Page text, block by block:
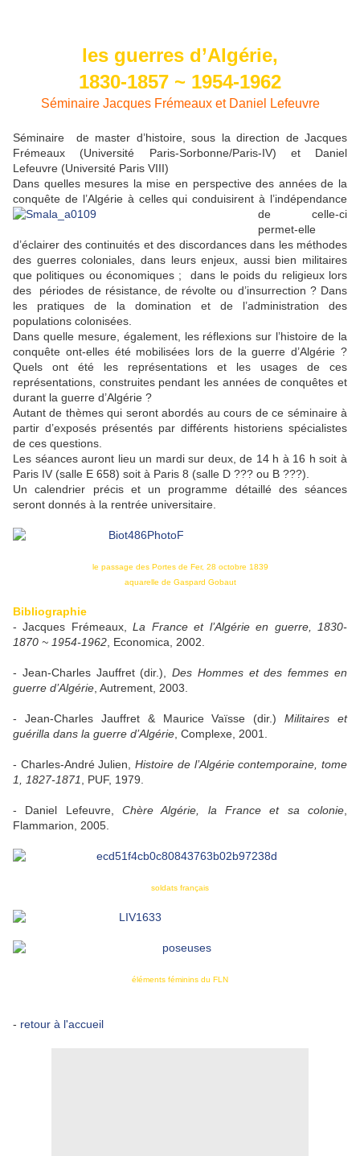
les guerres d’Algérie,
1830-1857 ~ 1954-1962
Séminaire Jacques Frémeaux et Daniel Lefeuvre
Séminaire de master d’histoire, sous la direction de Jacques
Frémeaux (Université Paris-Sorbonne/Paris-IV) et Daniel
Lefeuvre (Université Paris VIII)
Dans quelles mesures la mise en perspective des années de la
conquête de l’Algérie à celles qui conduisirent à l’indépendance
de celle-ci
permet-elle
d’éclairer des continuités et des discordances dans les méthodes
des guerres coloniales, dans leurs enjeux, aussi bien militaires
que politiques ou économiques ; dans le poids du religieux lors
des périodes de résistance, de révolte ou d’insurrection ? Dans
les pratiques de la domination et de l’administration des
populations colonisées.
Dans quelle mesure, également, les réflexions sur l’histoire de la
conquête ont-elles été mobilisées lors de la guerre d’Algérie ?
Quels ont été les représentations et les usages de ces
représentations, construites pendant les années de conquêtes et
durant la guerre d’Algérie ?
Autant de thèmes qui seront abordés au cours de ce séminaire à
partir d’exposés présentés par différents historiens spécialistes
de ces questions.
Les séances auront lieu un mardi sur deux, de 14 h à 16 h soit à
Paris IV (salle E 658) soit à Paris 8 (salle D ??? ou B ???).
Un calendrier précis et un programme détaillé des séances
seront donnés à la rentrée universitaire.
le passage des Portes de Fer, 28 octobre 1839
aquarelle de Gaspard Gobaut
Bibliographie
- Jacques Frémeaux,La France et l’Algérie en guerre, 1830-
1870 ~ 1954-1962 , Economica, 2002.
- Jean-Charles Jauffret (dir.),Des Hommes et des femmes en
guerre d’Algérie , Autrement, 2003.
- Jean-Charles Jauffret & Maurice Vaïsse (dir.)Militaires et
guérilla dans la guerre d’Algérie , Complexe, 2001.
- Charles-André Julien,Histoire de l’Algérie contemporaine, tome
1, 1827-1871
, PUF, 1979.
- Daniel Lefeuvre, Chère Algérie, la France et sa colonie
Flammarion, 2005.
soldats français
éléments féminins du FLN
- retour à l'accueil